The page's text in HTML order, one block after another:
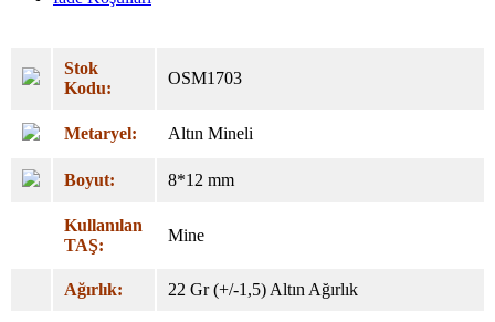
Stok
Kodu:
OSM1703
Metaryel: Altın Mineli
Boyut: 8*12 mm
Kullanılan
TAŞ:
Mine
Ağırlık: 22 Gr (+/-1,5) Altın Ağırlık